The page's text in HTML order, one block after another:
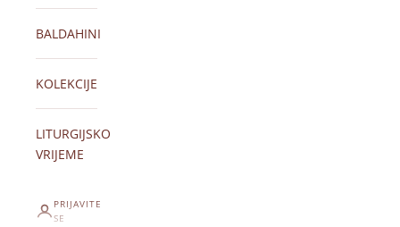
BALDAHINI
KOLEKCIJE
LITURGIJSKO
VRIJEME
PRIJAVITE
SE